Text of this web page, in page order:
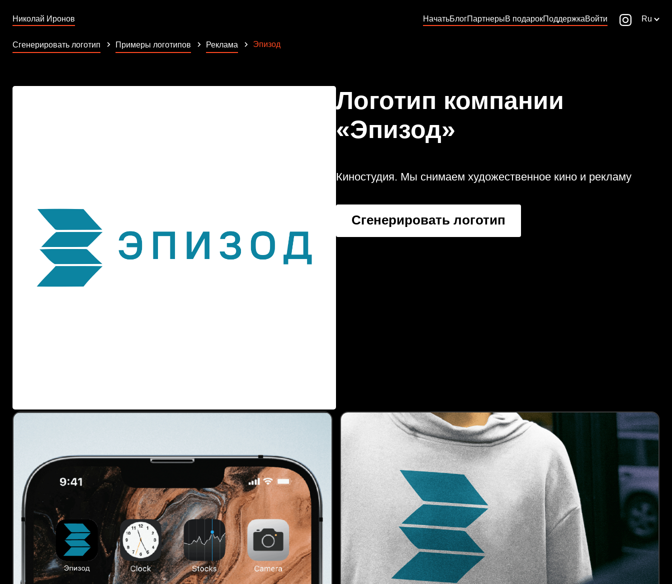
Николай Иронов НачатьБлогПартнерыВ подарокПоддержкаВойти Ru
Сгенерировать логотип Примеры логотипов Реклама Эпизод
Логотип компании
«Эпизод»
Киностудия. Мы снимаем художественное кино и рекламу
Сгенерировать логотип